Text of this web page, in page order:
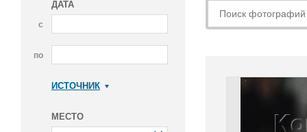
ДАТА
с
по
ИСТОЧНИК
МЕСТО